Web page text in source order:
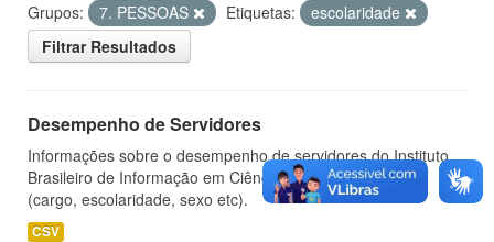
Grupos: 7. PESSOAS Etiquetas:
escolaridade
Filtrar Resultados
Desempenho de Servidores
Informações sobre o desempenho de servidores do Instituto
Brasileiro de Informação em Ciência e Tecnologia - IBICT
(cargo, escolaridade, sexo etc).
CSV